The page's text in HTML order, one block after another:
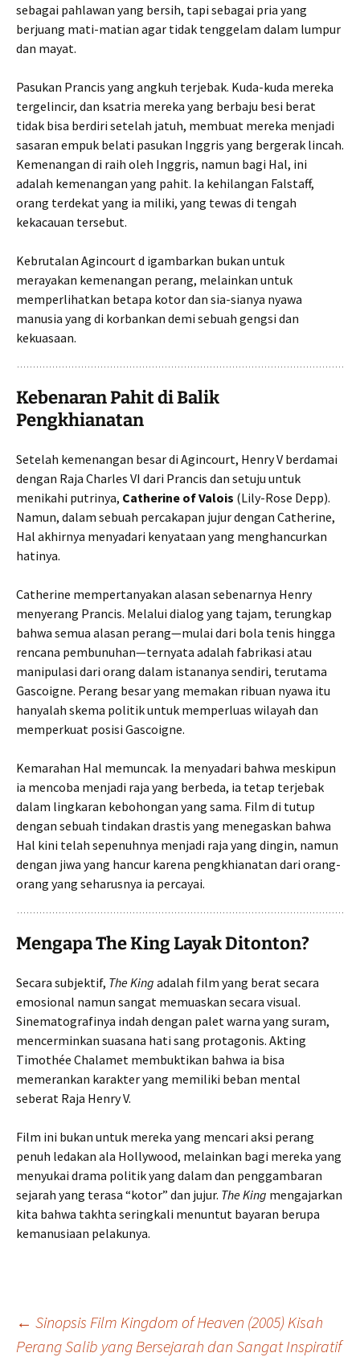
sebagai pahlawan yang bersih, tapi sebagai pria yang
berjuang mati-matian agar tidak tenggelam dalam lumpur
dan mayat.
Pasukan Prancis yang angkuh terjebak. Kuda-kuda mereka
tergelincir, dan ksatria mereka yang berbaju besi berat
tidak bisa berdiri setelah jatuh, membuat mereka menjadi
sasaran empuk belati pasukan Inggris yang bergerak lincah.
Kemenangan di raih oleh Inggris, namun bagi Hal, ini
adalah kemenangan yang pahit. Ia kehilangan Falstaff,
orang terdekat yang ia miliki, yang tewas di tengah
kekacauan tersebut.
Kebrutalan Agincourt d igambarkan bukan untuk
merayakan kemenangan perang, melainkan untuk
memperlihatkan betapa kotor dan sia-sianya nyawa
manusia yang di korbankan demi sebuah gengsi dan
kekuasaan.
Kebenaran Pahit di Balik
Pengkhianatan
Setelah kemenangan besar di Agincourt, Henry V berdamai
dengan Raja Charles VI dari Prancis dan setuju untuk
menikahi putrinya, Catherine of Valois (Lily-Rose Depp).
Namun, dalam sebuah percakapan jujur dengan Catherine,
Hal akhirnya menyadari kenyataan yang menghancurkan
hatinya.
Catherine mempertanyakan alasan sebenarnya Henry
menyerang Prancis. Melalui dialog yang tajam, terungkap
bahwa semua alasan perang—mulai dari bola tenis hingga
rencana pembunuhan—ternyata adalah fabrikasi atau
manipulasi dari orang dalam istananya sendiri, terutama
Gascoigne. Perang besar yang memakan ribuan nyawa itu
hanyalah skema politik untuk memperluas wilayah dan
memperkuat posisi Gascoigne.
Kemarahan Hal memuncak. Ia menyadari bahwa meskipun
ia mencoba menjadi raja yang berbeda, ia tetap terjebak
dalam lingkaran kebohongan yang sama. Film di tutup
dengan sebuah tindakan drastis yang menegaskan bahwa
Hal kini telah sepenuhnya menjadi raja yang dingin, namun
dengan jiwa yang hancur karena pengkhianatan dari orang-
orang yang seharusnya ia percayai.
Mengapa The King Layak Ditonton?
Secara subjektif, The King adalah film yang berat secara
emosional namun sangat memuaskan secara visual.
Sinematografinya indah dengan palet warna yang suram,
mencerminkan suasana hati sang protagonis. Akting
Timothée Chalamet membuktikan bahwa ia bisa
memerankan karakter yang memiliki beban mental
seberat Raja Henry V.
Film ini bukan untuk mereka yang mencari aksi perang
penuh ledakan ala Hollywood, melainkan bagi mereka yang
menyukai drama politik yang dalam dan penggambaran
sejarah yang terasa “kotor” dan jujur. The King mengajarkan
kita bahwa takhta seringkali menuntut bayaran berupa
kemanusiaan pelakunya.
Navigasi
← Sinopsis Film Kingdom of Heaven (2005) Kisah
Perang Salib yang Bersejarah dan Sangat Inspiratif